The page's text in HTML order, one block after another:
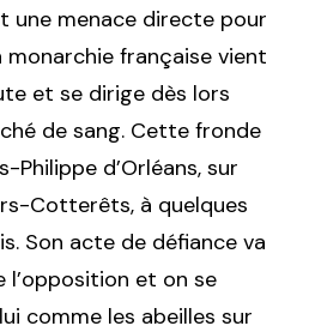
une menace directe pour
monarchie française vient
et se dirige dès lors
de sang. Cette fronde
Philippe d’Orléans, sur
Cotterêts, à quelques
Son acte de défiance va
l’opposition et on se
comme les abeilles sur